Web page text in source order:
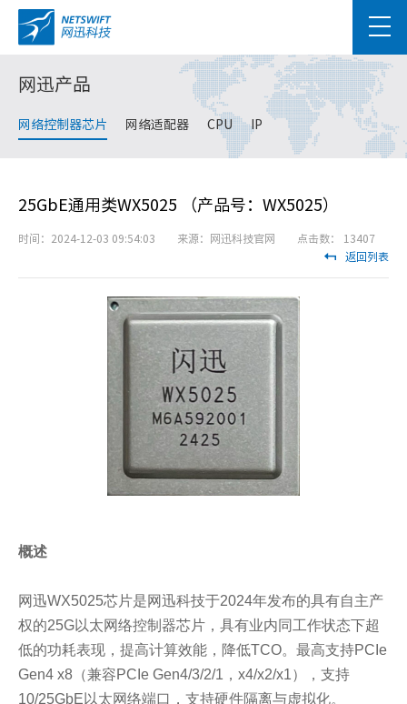
网迅产品
网络控制器芯片 网络适配器 CPU IP
25GbE通用类WX5025 （产品号：WX5025）
时间：2024-12-03 09:54:03 来源：网迅科技官网 点击数： 13407
返回列表
概述
网迅WX5025芯片是网迅科技于2024年发布的具有自主产
权的25G以太网络控制器芯片，具有业内同工作状态下超
低的功耗表现，提高计算效能，降低TCO。最高支持PCIe
Gen4 x8（兼容PCIe Gen4/3/2/1，x4/x2/x1），支持
10/25GbE以太网络端口，支持硬件隔离与虚拟化。